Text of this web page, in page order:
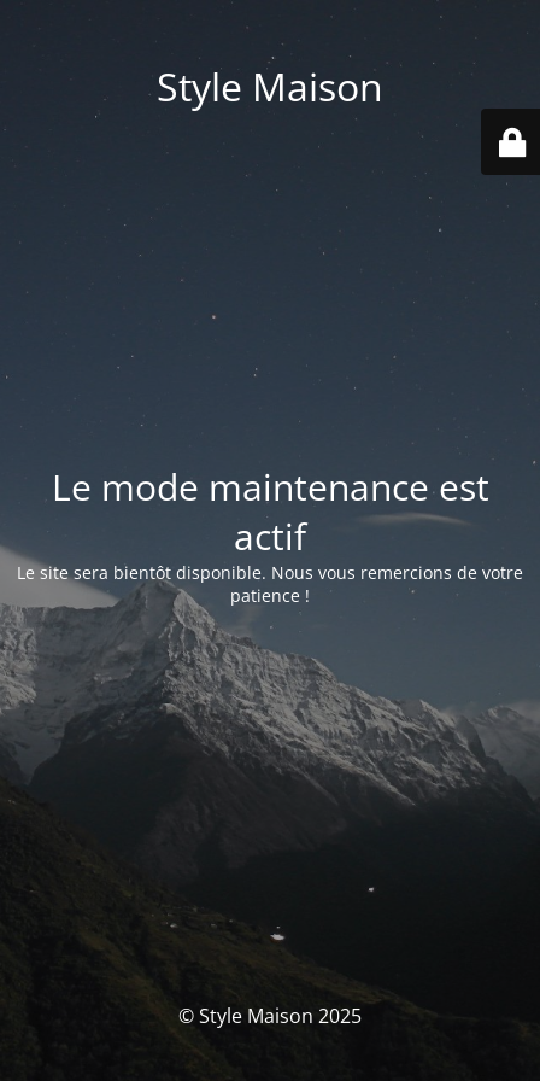
Style Maison
Le mode maintenance est
actif
Le site sera bientôt disponible. Nous vous remercions de votre
patience !
© Style Maison 2025